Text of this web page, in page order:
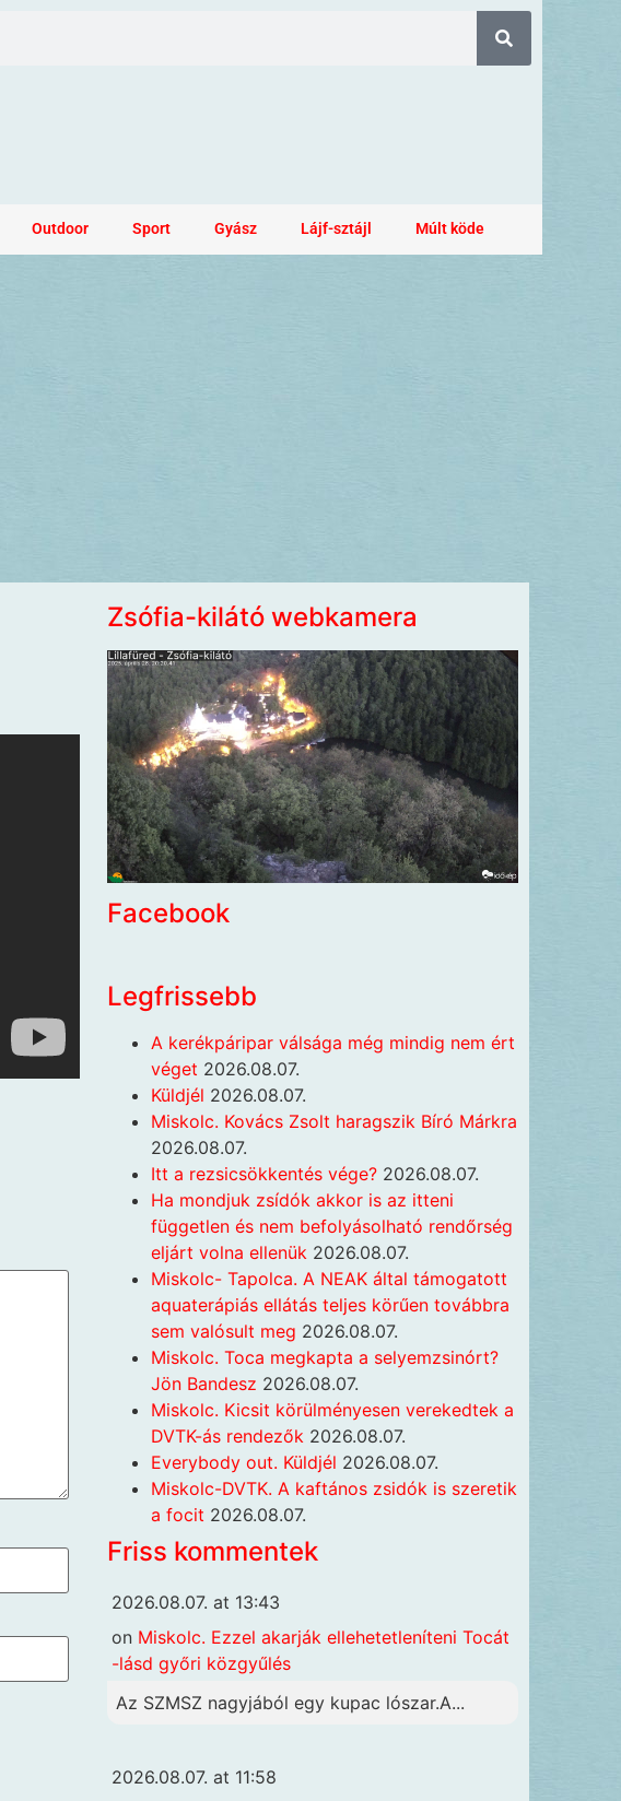
Outdoor Sport Gyász Lájf-sztájl Múlt köde
Zsófia-kilátó webkamera
Facebook
Legfrissebb
A kerékpáripar válsága még mindig nem ért
véget 2026.08.07.
Küldjél 2026.08.07.
Miskolc. Kovács Zsolt haragszik Bíró Márkra
2026.08.07.
Itt a rezsicsökkentés vége? 2026.08.07.
Ha mondjuk zsídók akkor is az itteni
független és nem befolyásolható rendőrség
eljárt volna ellenük 2026.08.07.
Miskolc- Tapolca. A NEAK által támogatott
aquaterápiás ellátás teljes körűen továbbra
sem valósult meg 2026.08.07.
Miskolc. Toca megkapta a selyemzsinórt?
Jön Bandesz 2026.08.07.
Miskolc. Kicsit körülményesen verekedtek a
DVTK-ás rendezők 2026.08.07.
Everybody out. Küldjél 2026.08.07.
Miskolc-DVTK. A kaftános zsidók is szeretik
a focit 2026.08.07.
Friss kommentek
2026.08.07. at 13:43
on Miskolc. Ezzel akarják ellehetetleníteni Tocát
-lásd győri közgyűlés
Az SZMSZ nagyjából egy kupac lószar.A...
2026.08.07. at 11:58